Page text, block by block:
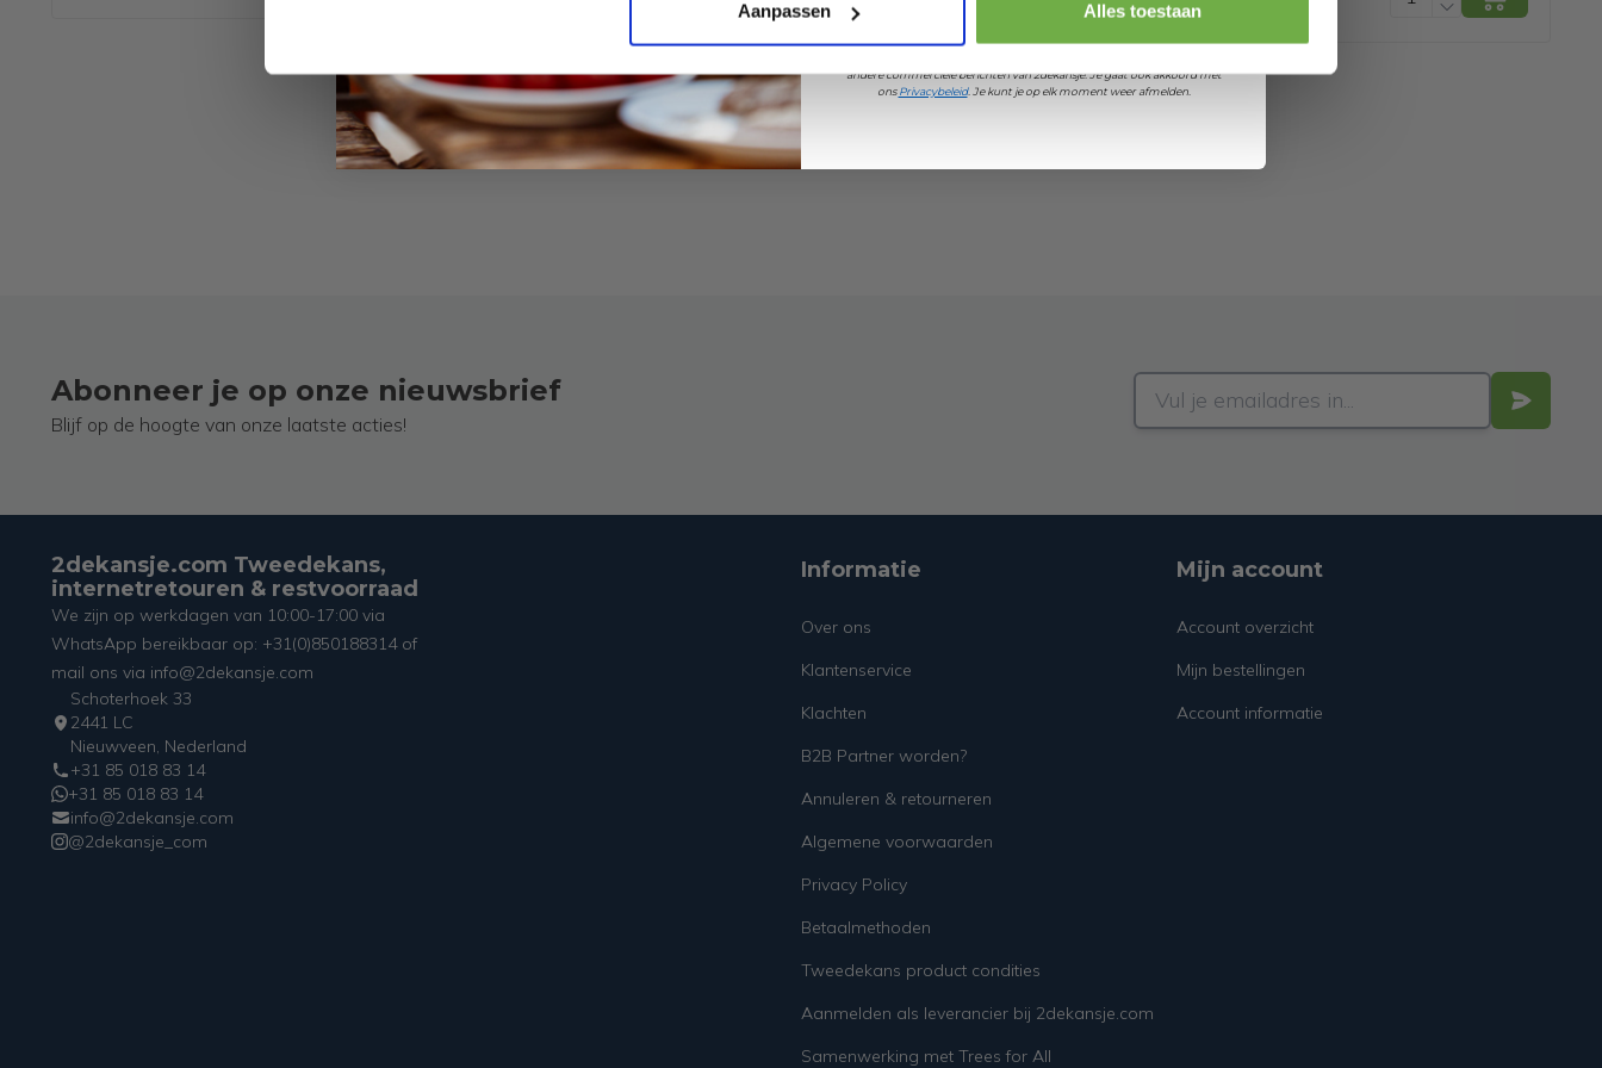
Aanpassen Alles toestaan
Abonneer je op onze nieuwsbrief
Blijf op de hoogte van onze laatste acties!
2dekansje.com Tweedekans,
internetretouren & restvoorraad
We zijn op werkdagen van 10:00-17:00 via
WhatsApp bereikbaar op: +31(0)850188314 of
mail ons via info@2dekansje.com
Schoterhoek 33
2441 LC
Nieuwveen, Nederland
+31 85 018 83 14
+31 85 018 83 14
info@2dekansje.com
@2dekansje_com
Informatie
Over ons
Klantenservice
Klachten
B2B Partner worden?
Annuleren & retourneren
Algemene voorwaarden
Privacy Policy
Betaalmethoden
Tweedekans product condities
Aanmelden als leverancier bij 2dekansje.com
Samenwerking met Trees for All
Mijn account
Account overzicht
Mijn bestellingen
Account informatie
Pak € 5,- korting
andere commerciële berichten van 2dekansje. Je gaat ook akkoord met
onsPrivacybeleid. Je kunt je op elk moment weer afmelden.